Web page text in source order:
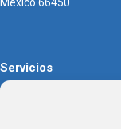
Servicios